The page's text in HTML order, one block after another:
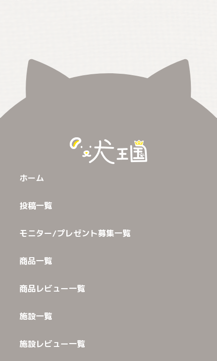
ホーム
投稿一覧
モニター/プレゼント募集一覧
商品一覧
商品レビュー一覧
施設一覧
施設レビュー一覧